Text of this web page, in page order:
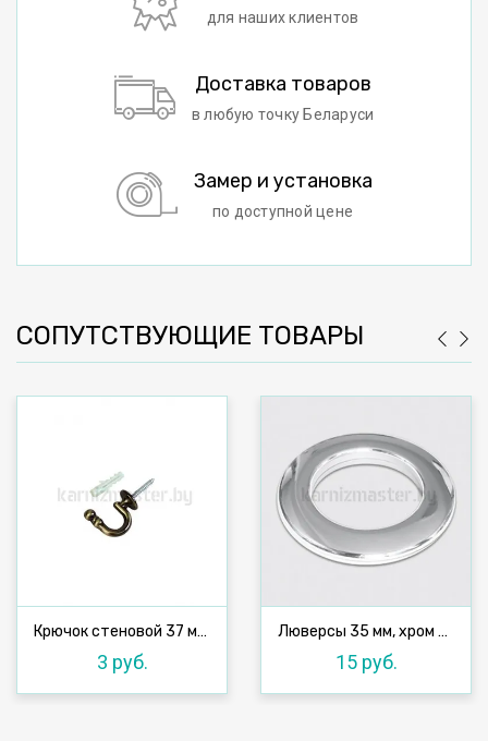
для наших клиентов
Доставка товаров
в любую точку Беларуси
Замер и установка
по доступной цене
СОПУТСТВУЮЩИЕ ТОВАРЫ
Крючок стеновой 37 мм, антик
3 руб.
Люверсы 35 мм, хром №1, 10 шт
15 руб.